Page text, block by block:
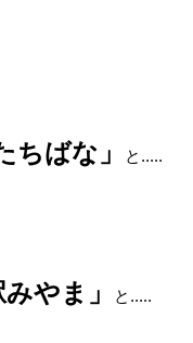
ちばな 」 と.....
みやま 」 と.....